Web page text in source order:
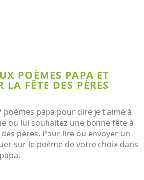
POÈMES PAPA ET
LA FÊTE DES PÈRES
poèmes papa pour dire je t'aime à
ou lui souhaitez une bonne fête à
pères. Pour lire ou envoyer un
sur le poème de votre choix dans